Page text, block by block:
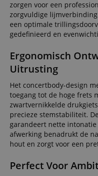
zorgen voor een
zorgvuldige
een optimale
gedefinieerd en
Ergonomisch
Uitrusting
Het concertbody-design
toegang tot de hoge frets
zwartvernikkelde
precieze stemstabiliteit.
garandeert nette
afwerking benadrukt de
hout en zorgt voor een
Perfect Voor